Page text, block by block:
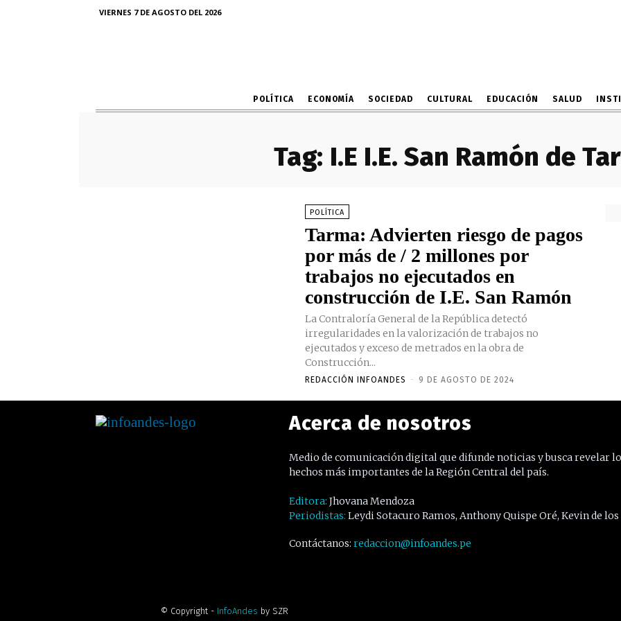
VIERNES 7 DE AGOSTO DEL 2026
POLÍTICA ECONOMÍA SOCIEDAD CULTURAL EDUCACIÓN SALUD
Tag: I.E I.E. San Ramón de
POLÍTICA
Tarma: Advierten riesgo de pagos
por más de / 2 millones por
trabajos no ejecutados en
construcción de I.E. San Ramón
La Contraloría General de la República detectó
irregularidades en la valorización de trabajos no
ejecutados y exceso de metrados en la obra de
Construcción...
REDACCIÓN INFOANDES - 9 DE AGOSTO DE 2024
Acerca de nosotros
Medio de comunicación digital que difunde noticias y busca revelar
hechos más importantes de la Región Central del país.
Editora: Jhovana Mendoza
Periodistas: Leydi Sotacuro Ramos, Anthony Quispe Oré, Kevin de los
Contáctanos: redaccion@infoandes.pe
© Copyright - InfoAndes by SZR